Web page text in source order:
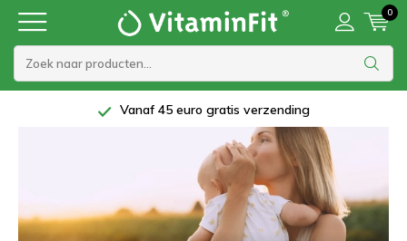
0
Vanaf 45 euro gratis verzending